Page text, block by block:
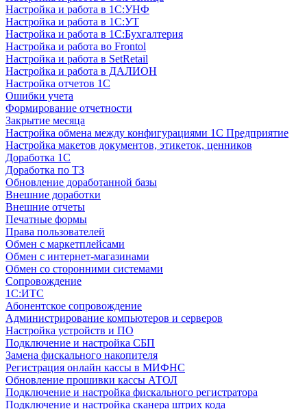
Настройка и работа в 1С:УНФ
Настройка и работа в 1С:УТ
Настройка и работа в 1С:Бухгалтерия
Настройка и работа во Frontol
Настройка и работа в SetRetail
Настройка и работа в ДАЛИОН
Настройка отчетов 1С
Ошибки учета
Формирование отчетности
Закрытие месяца
Настройка обмена между конфигурациями 1С Предприятие
Настройка макетов документов, этикеток, ценников
Доработка 1С
Доработка по ТЗ
Обновление доработанной базы
Внешние доработки
Внешние отчеты
Печатные формы
Права пользователей
Обмен с маркетплейсами
Обмен с интернет-магазинами
Обмен со сторонними системами
Сопровождение
1C:ИТС
Абонентское сопровождение
Администрирование компьютеров и серверов
Настройка устройств и ПО
Подключение и настройка СБП
Замена фискального накопителя
Регистрация онлайн кассы в МИФНС
Обновление прошивки кассы АТОЛ
Подключение и настройка фискального регистратора
Подключение и настройка сканера штрих кода